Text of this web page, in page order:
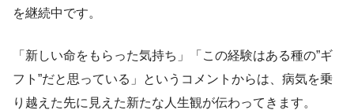
を継続中です。
「新しい命をもらった気持ち」「この経験はある種の”ギ
フト”だと思っている」というコメントからは、病気を乗
り越えた先に見えた新たな人生観が伝わってきます。